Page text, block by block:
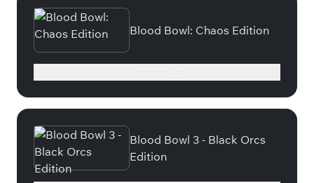
Blood Bowl: Chaos Edition
Blood Bowl 3 - Black Orcs
Edition